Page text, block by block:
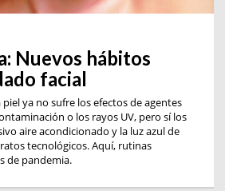
Nuevos hábitos
facial
piel ya no sufre los efectos de agentes
o los rayos UV, pero sí los
aire acondicionado y la luz azul de
tecnológicos. Aquí, rutinas
de pandemia.